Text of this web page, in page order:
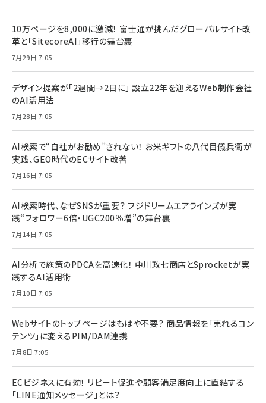
10万ページを8,000に激減！ 富士通が挑んだグローバルサイト改
革と「SitecoreAI」移行の舞台裏
7月29日 7:05
デザイン提案が「2週間→2日に」 設立22年を迎えるWeb制作会社
のAI活用法
7月28日 7:05
AI検索で“自社がお勧め”されない！ お米ギフトの八代目儀兵衛が
実践、GEO時代のECサイト改善
7月16日 7:05
AI検索時代、なぜSNSが重要？ フジドリームエアラインズが実
践“フォロワー6倍・UGC200％増”の舞台裏
7月14日 7:05
AI分析で施策のPDCAを高速化！ 中川政七商店とSprocketが実
践するAI活用術
7月10日 7:05
Webサイトのトップページはもはや不要？ 商品情報を「売れるコン
テンツ」に変えるPIM/DAM連携
7月8日 7:05
ECビジネスに有効！ リピート促進や顧客満足度向上に直結する
「LINE通知メッセージ」とは？